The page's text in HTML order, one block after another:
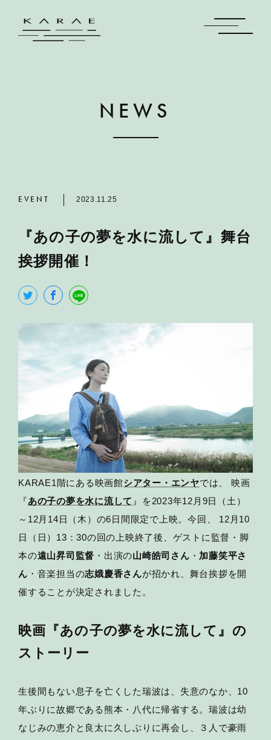
NEWS
EVENT 2023.11.25
『あの子の夢を水に流して』舞台
挨拶開催！
KARAE1階にある映画館シアター・エンヤでは、 映画
『あの子の夢を水に流して 』を2023年12月9日（土）
～12月14日（木）の6日間限定で上映。今回、 12月10
日（日）13：30の回の上映終了後、ゲストに監督・脚
本の遠山昇司監督 ・出演の山崎皓司さん ・ 加藤笑平さ
ん ・音楽担当の志娥慶香さんが招かれ、舞台挨拶を開
催することが決定されました。
映画『あの子の夢を水に流して』の
ストーリー
生後間もない息子を亡くした瑞波は、失意のなか、10
年ぶりに故郷である熊本・八代に帰省する。瑞波は幼
なじみの恵介と良太に久しぶりに再会し、３人で豪雨